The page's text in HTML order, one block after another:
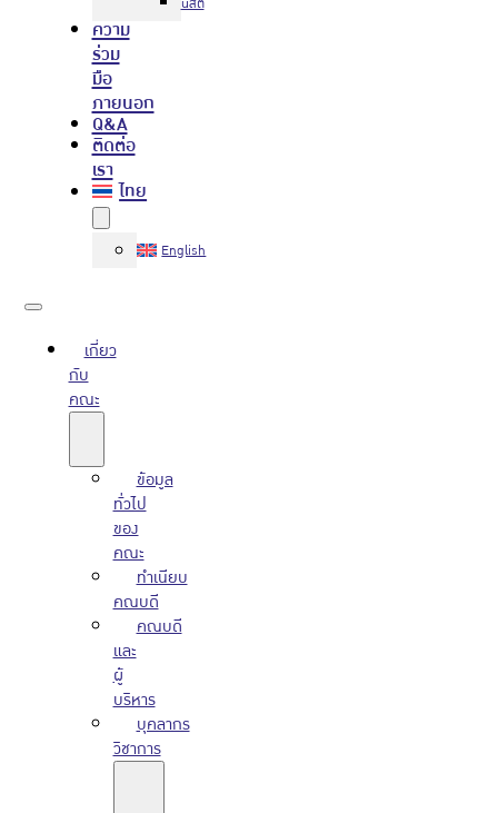
ความ
ร่วม
มือ
ภายนอก
Q&A
ติดต่อ
เรา
ไทย
English
เกี่ยว
กับ
คณะ
ข้อมูล
ทั่วไป
ของ
คณะ
ทำเนียบ
คณบดี
คณบดี
และ
ผู้
บริหาร
บุคลากร
วิชาการ